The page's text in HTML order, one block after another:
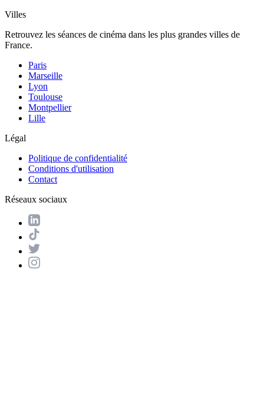
Villes
Retrouvez les séances de cinéma dans les plus grandes villes de
France.
Paris
Marseille
Lyon
Toulouse
Montpellier
Lille
Légal
Politique de confidentialité
Conditions d'utilisation
Contact
Réseaux sociaux